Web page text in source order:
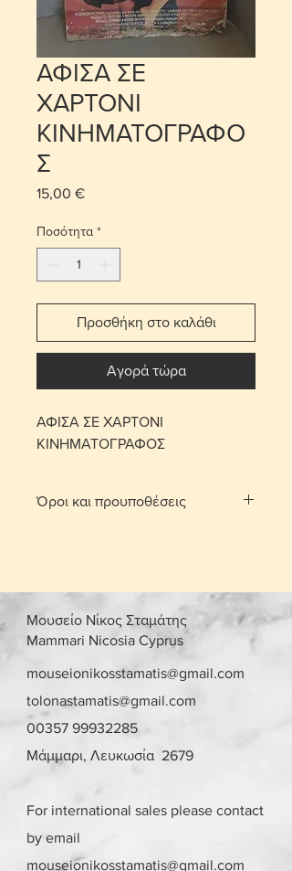
ΑΦΙΣΑ ΣΕ
ΧΑΡΤΟΝΙ
ΚΙΝΗΜΑΤΟΓΡΑΦΟ
Σ
15,00 €Τιμή
Ποσότητα *
Προσθήκη στο καλάθι
Αγορά τώρα
ΑΦΙΣΑ ΣΕ ΧΑΡΤΟΝΙ
ΚΙΝΗΜΑΤΟΓΡΑΦΟΣ
Όροι και προυποθέσεις
Για τις περιοχές Λευκωσίας και
Λεμεσού μπορείτε να πατήσετε την
επιλογή «σημεία συνάντησης». Θα
οριστεί σημείο συνάντησης και
ραντεβού, στην περιοχή
αντίστοιχα, μετά από επικοινωνία.
Γίνονται αποδεκτές επιστροφές
εντός 10 ημερών με επιβάρυνση
μεταφορικών από τον αγοραστή.
στην ίδια κατάσταση που έχει
Το κόστος παράδοσης για ένα
παραλήπτη παραμένει το ίδιο
Μουσείο Νίκος Σταμάτης
Mammari Nicosia Cyprus
mouseionikosstamatis@gmail.com
tolonastamatis@gmail.com
00357 99932285
Μάμμαρι, Λευκωσία 2679
For international sales please contact
by email
mouseionikosstamatis@gmail.com